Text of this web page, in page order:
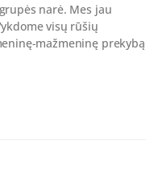
grupės narė. Mes jau
visų rūšių
mažmeninę prekybą